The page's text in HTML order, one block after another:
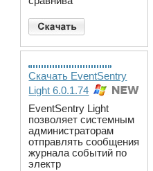
Скачать EventSentry
Light 6.0.1.74
EventSentry Light
позволяет системным
администраторам
отправлять сообщения
журнала событий по
электр